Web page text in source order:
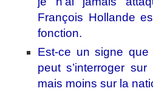
François Hollande
fonction.
Est-ce un signe
peut s’interroger
mais moins sur la